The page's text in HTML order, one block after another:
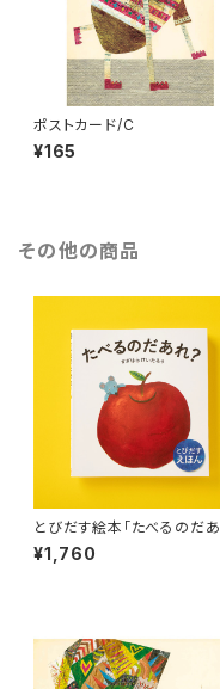
ポストカード/C
¥165
その他の商品
とびだす絵本「たべるのだあ
れ？」
¥1,760